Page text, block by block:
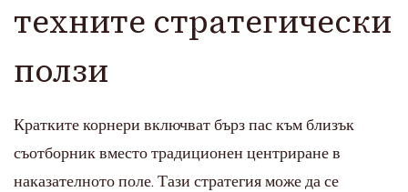
техните стратегически
ползи
Кратките корнери включват бърз пас към близък
съотборник вместо традиционен центриране в
наказателното поле. Тази стратегия може да се